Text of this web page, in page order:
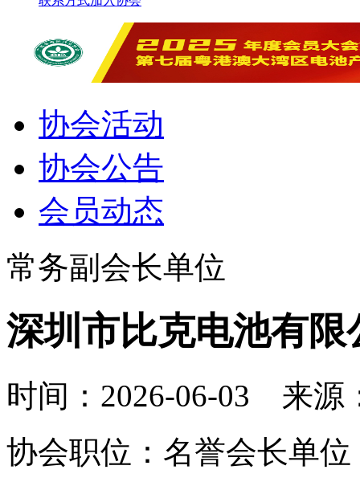
协会活动
协会公告
会员动态
常务副会长单位
深圳市比克电池有限
时间：2026-06-03 来
协会职位：名誉会长单位